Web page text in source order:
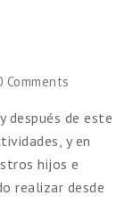
Comments
después de este
y en
hijos e
realizar desde